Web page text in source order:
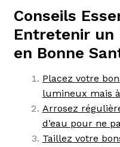
Conseils
Entretenir un
en Bonne
Placez votre
lumineux mais
Arrosez
d’eau pour ne
Taillez votre